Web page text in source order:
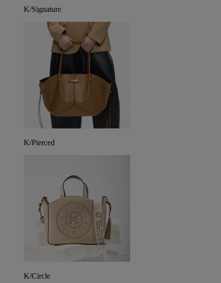
K/Signature
K/Pierced
K/Circle